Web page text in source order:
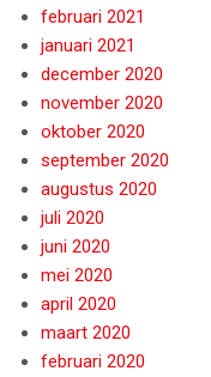
februari 2021
januari 2021
december 2020
november 2020
oktober 2020
september 2020
augustus 2020
juli 2020
juni 2020
mei 2020
april 2020
maart 2020
februari 2020